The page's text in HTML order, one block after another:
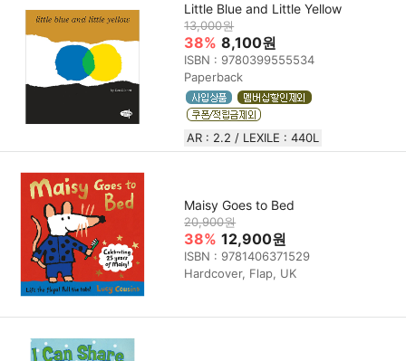
Little Blue and Little Yellow
13,000원
38% 8,100원
ISBN : 9780399555534
Paperback
AR : 2.2 / LEXILE : 440L
Maisy Goes to Bed
20,900원
38% 12,900원
ISBN : 9781406371529
Hardcover, Flap, UK